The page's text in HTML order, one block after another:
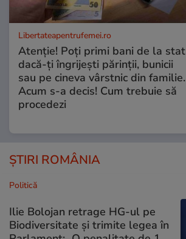
Libertateapentrufemei.ro
Atenție! Poți primi bani de la stat
dacă-ți îngrijești părinții, bunicii
sau pe cineva vârstnic din familie.
Acum s-a decis! Cum trebuie să
procedezi
ȘTIRI ROMÂNIA
Politică
Ilie Bolojan retrage HG-ul pe
Biodiversitate și trimite legea în